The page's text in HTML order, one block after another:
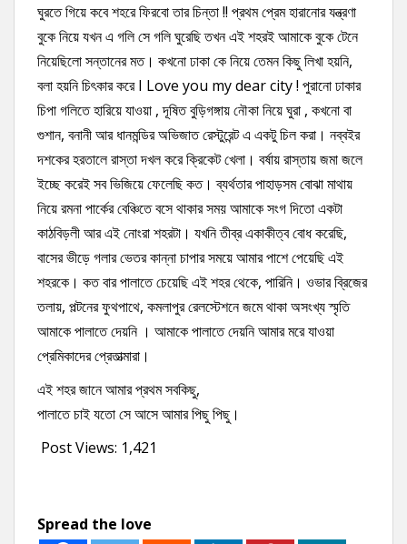
ঘুরতে গিয়ে কবে শহরে ফিরবো তার চিন্তা !! প্রথম প্রেম হারানোর যন্ত্রণা
বুকে নিয়ে যখন এ গলি সে গলি ঘুরেছি তখন এই শহরই আমাকে বুকে টেনে
নিয়েছিলো সন্তানের মত। কখনো ঢাকা কে নিয়ে তেমন কিছু লিখা হয়নি,
বলা হয়নি চিৎকার করে I Love you my dear city ! পুরানো ঢাকার
চিপা গলিতে হারিয়ে যাওয়া , দূষিত বুড়িগঙ্গায় নৌকা নিয়ে ঘুরা , কখনো বা
গুশান, বনানী আর ধানমন্ডির অভিজাত রেস্টুরেন্ট এ একটু চিল করা। নব্বইর
দশকের হরতালে রাস্তা দখল করে ক্রিকেট খেলা। বর্ষায় রাস্তায় জমা জলে
ইচ্ছে করেই সব ভিজিয়ে ফেলেছি কত। ব্যর্থতার পাহাড়সম বোঝা মাথায়
নিয়ে রমনা পার্কের বেঞ্চিতে বসে থাকার সময় আমাকে সংগ দিতো একটা
কাঠবিড়লী আর এই নোংরা শহরটা। যখনি তীব্র একাকীত্ব বোধ করেছি,
বাসের ভীড়ে গলার ভেতর কান্না চাপার সময়ে আমার পাশে পেয়েছি এই
শহরকে। কত বার পালাতে চেয়েছি এই শহর থেকে, পারিনি। ওভার ব্রিজের
তলায়, পল্টনের ফুথপাথে, কমলাপুর রেলস্টেশনে জমে থাকা অসংখ্য স্মৃতি
আমাকে পালাতে দেয়নি । আমাকে পালাতে দেয়নি আমার মরে যাওয়া
প্রেমিকাদের প্রেতাত্মারা।
এই শহর জানে আমার প্রথম সবকিছু,
পালাতে চাই যতো সে আসে আমার পিছু পিছু।
Post Views: 1,421
Spread the love